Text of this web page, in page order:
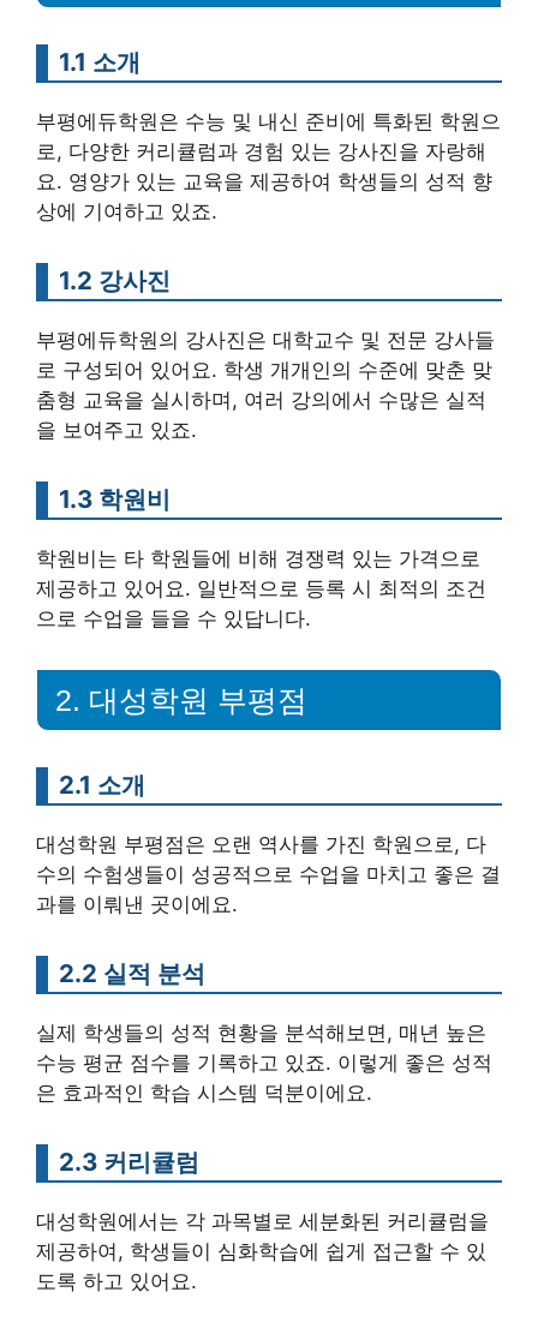
1.1 소개
부평에듀학원은 수능 및 내신 준비에 특화된 학원으
로, 다양한 커리큘럼과 경험 있는 강사진을 자랑해
요. 영양가 있는 교육을 제공하여 학생들의 성적 향
상에 기여하고 있죠.
1.2 강사진
부평에듀학원의 강사진은 대학교수 및 전문 강사들
로 구성되어 있어요. 학생 개개인의 수준에 맞춘 맞
춤형 교육을 실시하며, 여러 강의에서 수많은 실적
을 보여주고 있죠.
1.3 학원비
학원비는 타 학원들에 비해 경쟁력 있는 가격으로
제공하고 있어요. 일반적으로 등록 시 최적의 조건
으로 수업을 들을 수 있답니다.
2. 대성학원 부평점
2.1 소개
대성학원 부평점은 오랜 역사를 가진 학원으로, 다
수의 수험생들이 성공적으로 수업을 마치고 좋은 결
과를 이뤄낸 곳이에요.
2.2 실적 분석
실제 학생들의 성적 현황을 분석해보면, 매년 높은
수능 평균 점수를 기록하고 있죠. 이렇게 좋은 성적
은 효과적인 학습 시스템 덕분이에요.
2.3 커리큘럼
대성학원에서는 각 과목별로 세분화된 커리큘럼을
제공하여, 학생들이 심화학습에 쉽게 접근할 수 있
도록 하고 있어요.